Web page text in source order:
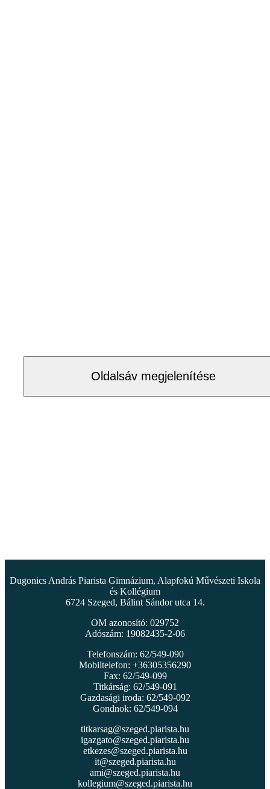
Oldalsáv megjelenítése
Dugonics András Piarista Gimnázium, Alapfokú Művészeti Iskola
és Kollégium
6724 Szeged, Bálint Sándor utca 14.
OM azonosító: 029752
Adószám: 19082435-2-06
Telefonszám: 62/549-090
Mobiltelefon: +36305356290
Fax: 62/549-099
Titkárság: 62/549-091
Gazdasági iroda: 62/549-092
Gondnok: 62/549-094
titkarsag@szeged.piarista.hu
igazgato@szeged.piarista.hu
etkezes@szeged.piarista.hu
it@szeged.piarista.hu
ami@szeged.piarista.hu
kollegium@szeged.piarista.hu